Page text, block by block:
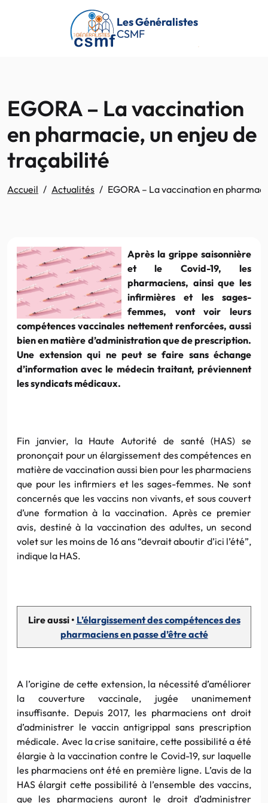
Passer au contenu principal
Les Généralistes
CSMF
EGORA – La vaccination
en pharmacie, un enjeu de
traçabilité
Accueil Actualités EGORA – La vaccination en
Après la grippe saisonnière
et le Covid-19, les
pharmaciens, ainsi que les
infirmières et les sages-
femmes, vont voir leurs
compétences vaccinales nettement renforcées, aussi
bien en matière d’administration que de prescription.
Une extension qui ne peut se faire sans échange
d’information avec le médecin traitant, préviennent
les syndicats médicaux.
Fin janvier, la Haute Autorité de santé (HAS) se
prononçait pour un élargissement des compétences en
matière de vaccination aussi bien pour les pharmaciens
que pour les infirmiers et les sages-femmes. Ne sont
concernés que les vaccins non vivants, et sous couvert
d’une formation à la vaccination. Après ce premier
avis, destiné à la vaccination des adultes, un second
volet sur les moins de 16 ans “devrait aboutir d’ici l’été”,
indique la HAS.
Lire aussi • L’élargissement des compétences des
pharmaciens en passe d’être acté
A l’origine de cette extension, la nécessité d’améliorer
la couverture vaccinale, jugée unanimement
insuffisante. Depuis 2017, les pharmaciens ont droit
d’administrer le vaccin antigrippal sans prescription
médicale. Avec la crise sanitaire, cette possibilité a été
élargie à la vaccination contre le Covid-19, sur laquelle
les pharmaciens ont été en première ligne. L’avis de la
HAS élargit cette possibilité à l’ensemble des vaccins,
que les pharmaciens auront le droit d’administrer